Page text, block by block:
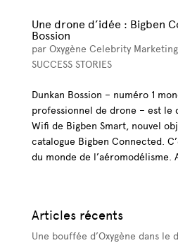
Une drone d’idée : Bigben
Bossion
par Oxygène Celebrity Marketing
SUCCESS STORIES
Dunkan Bossion – numéro 1
professionnel de drone – est
Wifi de Bigben Smart, nouvel
catalogue Bigben Connected.
du monde de l’aéromodélisme.
Articles récents
Une bouffée d’Oxygène dans le